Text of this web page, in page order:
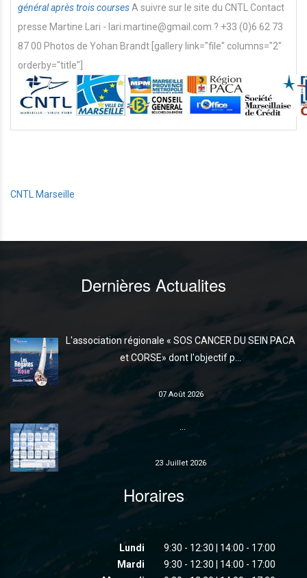
général aprèstrois courses A suivre sur le site du CNTL Contact
presse Martine Lari - lari.martine@gmail.com ? +33 (0)6 62 73
87 00 Photos de Yohan Brandt [gallery link="file" columns="2"
orderby="title"]
CNTL Marseille
Dernières Actualites
L'association régionale « SOS CANCER DU SEIN PACA
et CORSE» dont l'objectif p...
07 Août 2026
23 Juillet 2026
Horaires
Lundi
9:30 - 12:30 | 14:00 - 17:00
Mardi
9:30 - 12:30 | 14:00 - 17:00